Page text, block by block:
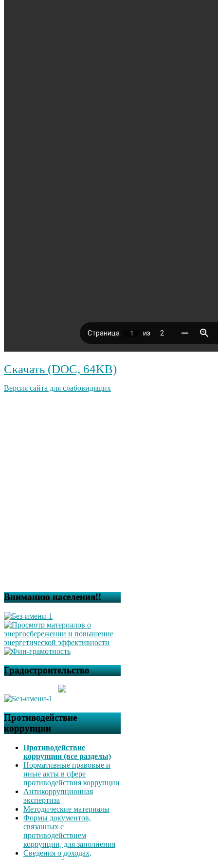
Скачать (DOC, 64KB)
Версия сайта для слабовидящих
Вниманию населения!!
Градостроительство
Противодействие
коррупции
Противодействие
коррупции (все разделы)
Нормативные правовые и
иные акты в сфере
противодействия коррупции
Антикоррупционная
экспертиза
Методические материалы
Формы документов,
связанных с
противодействием
коррупции, для заполнения
Сведения о доходах,